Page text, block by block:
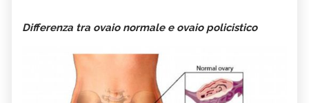
Differenza tra ovaio normale e ovaio policistico